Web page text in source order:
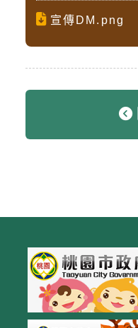
宣傳DM.png